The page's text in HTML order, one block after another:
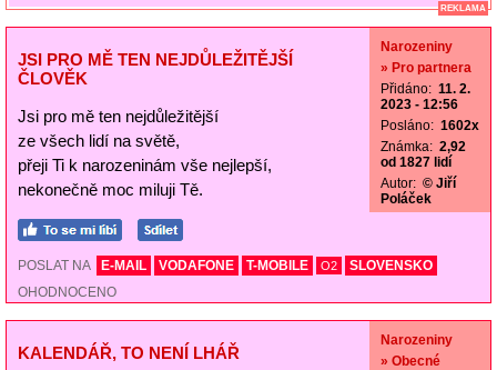
REKLAMA
JSI PRO MĚ TEN NEJDŮLEŽITĚJŠÍ
ČLOVĚK
Jsi pro mě ten nejdůležitější
ze všech lidí na světě,
přeji Ti k narozeninám vše nejlepší,
nekonečně moc miluji Tě.
Narozeniny
» Pro partnera
Přidáno: 11. 2.
2023 - 12:56
Posláno: 1602x
Známka: 2,92
od 1827 lidí
Autor: © Jiří
Poláček
POSLAT NA E-MAIL VODAFONE T-MOBILE O2
SLOVENSKO
OHODNOCENO
KALENDÁŘ, TO NENÍ LHÁŘ
Narozeniny
» Obecné